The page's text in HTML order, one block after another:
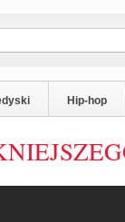
Hip-hop